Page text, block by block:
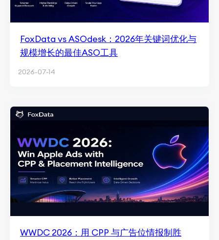
FoxData vs ASOdesk：2026年关键词优化与
规模增长的最佳ASO工具
2026-07-14
WWDC 2026：用 CPP 与广告位情报制胜